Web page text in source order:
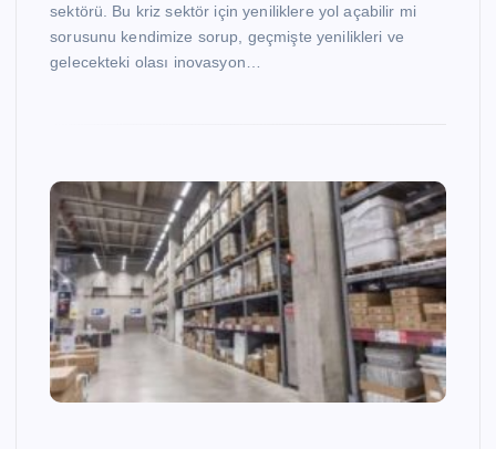
sektörü. Bu kriz sektör için yeniliklere yol açabilir mi
sorusunu kendimize sorup, geçmişte yenilikleri ve
gelecekteki olası inovasyon…